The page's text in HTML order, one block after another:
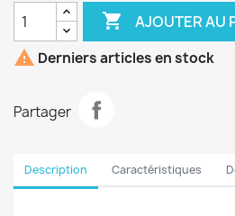
 AJOUTER AU
 Derniers articles en stock
Partager
Description Caractéristiques